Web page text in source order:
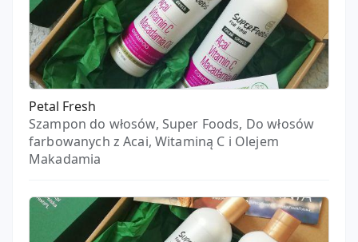
Petal Fresh
Szampon do włosów, Super Foods, Do włosów
farbowanych z Acai, Witaminą C i Olejem
Makadamia